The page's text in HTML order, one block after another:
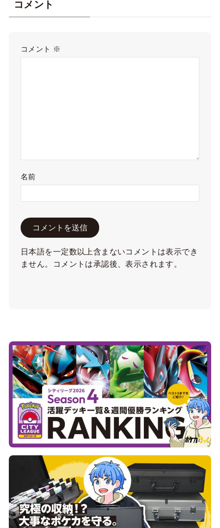
コメント
コメント ※
名前
日本語を一定数以上含まないコメントは表示でき
ません。コメントは承認後、表示されます。